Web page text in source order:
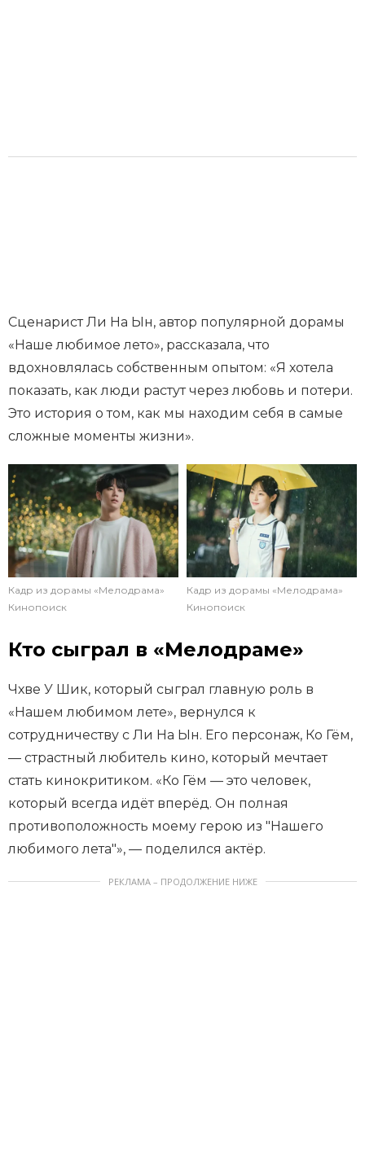
Сценарист Ли На Ын, автор популярной дорамы
«Наше любимое лето», рассказала, что
вдохновлялась собственным опытом: «Я хотела
показать, как люди растут через любовь и потери.
Это история о том, как мы находим себя в самые
сложные моменты жизни».
Кадр из дорамы «Мелодрама»
Кинопоиск
Кадр из дорамы «Мелодрама»
Кинопоиск
Кто сыграл в «Мелодраме»
Чхве У Шик, который сыграл главную роль в
«Нашем любимом лете», вернулся к
сотрудничеству с Ли На Ын. Его персонаж, Ко Гём,
— страстный любитель кино, который мечтает
стать кинокритиком. «Ко Гём — это человек,
который всегда идёт вперёд. Он полная
противоположность моему герою из "Нашего
любимого лета"», — поделился актёр.
РЕКЛАМА – ПРОДОЛЖЕНИЕ НИЖЕ